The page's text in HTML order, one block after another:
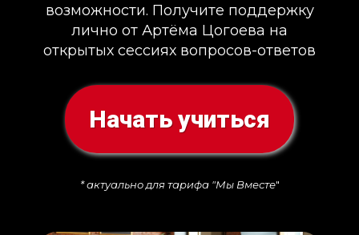
возможности. Получите поддержку
лично от Артёма Цогоева на
открытых сессиях вопросов-ответов
Начать учиться
* актуально для тарифа "Мы Вместе"